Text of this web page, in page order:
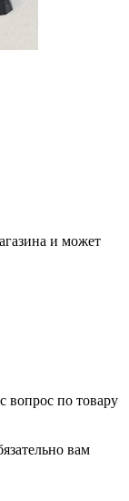
и может
вопрос по товару
вам